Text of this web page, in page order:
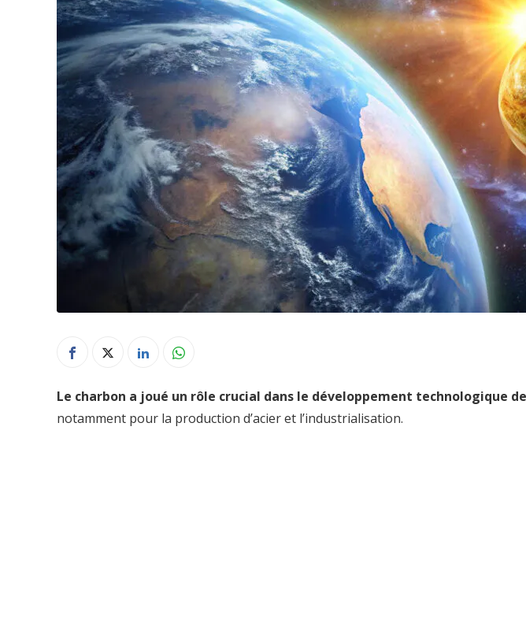
Le charbon a joué un rôle crucial dans le développement technologique
notamment pour la production d’acier et l’industrialisation.